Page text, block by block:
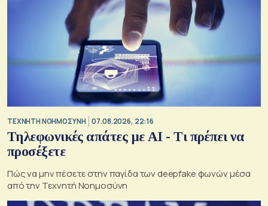
TΕΧΝΗΤΗ ΝΟΗΜΟΣΥΝΗ 07.08.2026, 22:16
Τηλεφωνικές απάτες με ΑΙ - Τι πρέπει να
προσέξετε
Πώς να μην πέσετε στην παγίδα των deepfake φωνών μέσα
από την Τεχνητή Νοημοσύνη